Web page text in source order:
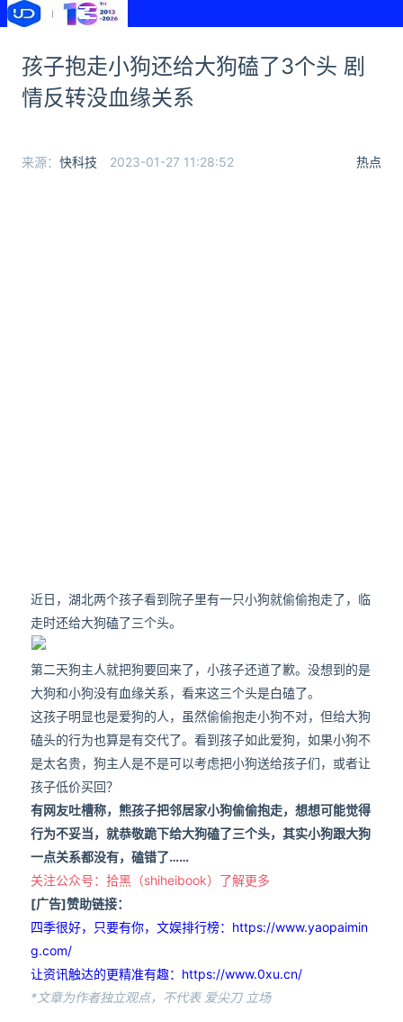
孩子抱走小狗还给大狗磕了3个头 剧
情反转没血缘关系
热点
来源： 快科技 2023-01-27 11:28:52
近日，湖北两个孩子看到院子里有一只小狗就偷偷抱走了，临
走时还给大狗磕了三个头。
第二天狗主人就把狗要回来了，小孩子还道了歉。没想到的是
大狗和小狗没有血缘关系，看来这三个头是白磕了。
这孩子明显也是爱狗的人，虽然偷偷抱走小狗不对，但给大狗
磕头的行为也算是有交代了。看到孩子如此爱狗，如果小狗不
是太名贵，狗主人是不是可以考虑把小狗送给孩子们，或者让
孩子低价买回？
有网友吐槽称，熊孩子把邻居家小狗偷偷抱走，想想可能觉得
行为不妥当，就恭敬跪下给大狗磕了三个头，其实小狗跟大狗
一点关系都没有，磕错了……
关注公众号：拾黑（shiheibook）了解更多
[广告]赞助链接：
四季很好，只要有你，文娱排行榜：https://www.yaopaimin
g.com/
让资讯触达的更精准有趣：https://www.0xu.cn/
*文章为作者独立观点，不代表 爱尖刀 立场